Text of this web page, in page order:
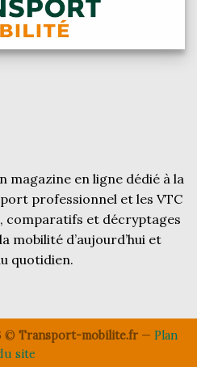
en ligne dédié à la
professionnel et les VTC
comparatifs et décryptages
mobilité d’aujourd’hui et
quotidien.
© Transport-mobilite.fr— Plan
site